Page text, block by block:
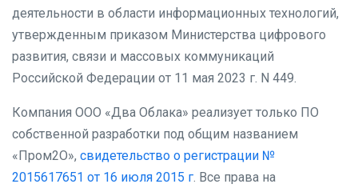
деятельности в области информационных технологий,
утвержденным приказом Министерства цифрового
развития, связи и массовых коммуникаций
Российской Федерации от 11 мая 2023 г. N 449.
Компания ООО «Два Облака» реализует только ПО
собственной разработки под общим названием
«Пром2О», свидетельство о регистрации №
2015617651 от 16 июля 2015 г . Все права на